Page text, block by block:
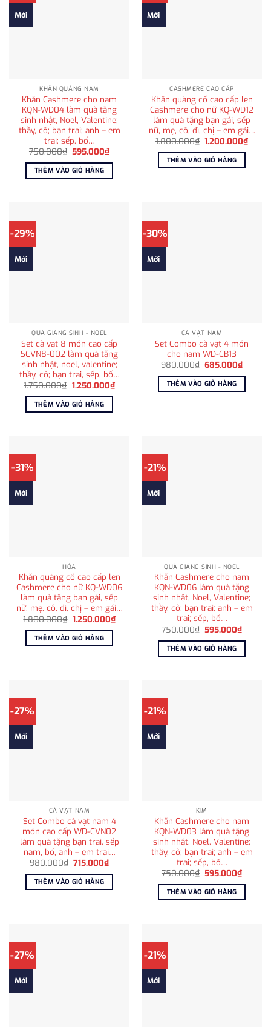
Mới
KHĂN QUÀNG NAM
Khăn Cashmere cho nam
KQN-WD04 làm quà tặng
sinh nhật, Noel, Valentine;
thầy, cô; bạn trai; anh – em
trai; sếp, bố…
750.000₫ Giá
là:
750.000₫.
595.000₫Giá
hiện
tại
595.000₫.
THÊM VÀO GIỎ HÀNG
Mới
CASHMERE CAO CẤP
Khăn quàng cổ cao cấp len
Cashmere cho nữ KQ-WD12
làm quà tặng bạn gái, sếp
nữ, mẹ, cô, dì, chị – em gái…
1.800.000₫ Giá
là:
1.800.000₫.
1.200.000₫Giá
hiện
THÊM VÀO GIỎ HÀNG
-29%
Mới
QUÀ GIÁNG SINH - NOEL
Set cà vạt 8 món cao cấp
SCVN8-002 làm quà tặng
sinh nhật, noel, valentine;
thầy, cô; bạn trai, sếp, bố…
1.750.000₫ Giá
là:
1.750.000₫.
1.250.000₫Giá
hiện
THÊM VÀO GIỎ HÀNG
-30%
Mới
CÀ VẠT NAM
Set Combo cà vạt 4 món
cho nam WD-CB13
980.000₫ Giá
là:
980.000₫.
685.000₫Giá
hiện
tại
THÊM VÀO GIỎ HÀNG
-31%
Mới
HỎA
Khăn quàng cổ cao cấp len
Cashmere cho nữ KQ-WD06
làm quà tặng bạn gái, sếp
nữ, mẹ, cô, dì, chị – em gái…
1.800.000₫ Giá
là:
1.800.000₫.
1.250.000₫Giá
hiện
THÊM VÀO GIỎ HÀNG
-21%
Mới
QUÀ GIÁNG SINH - NOEL
Khăn Cashmere cho nam
KQN-WD06 làm quà tặng
sinh nhật, Noel, Valentine;
thầy, cô; bạn trai; anh – em
trai; sếp, bố…
750.000₫ Giá
là:
750.000₫.
595.000₫Giá
hiện
tại
THÊM VÀO GIỎ HÀNG
-27%
Mới
CÀ VẠT NAM
Set Combo cà vạt nam 4
món cao cấp WD-CVN02
làm quà tặng bạn trai, sếp
nam, bố, anh – em trai…
980.000₫ Giá
là:
980.000₫.
715.000₫Giá
tại
THÊM VÀO GIỎ HÀNG
-21%
Mới
KIM
Khăn Cashmere cho nam
KQN-WD03 làm quà tặng
sinh nhật, Noel, Valentine;
thầy, cô; bạn trai; anh – em
trai; sếp, bố…
750.000₫ Giá
là:
750.000₫.
595.000₫Giá
tại
THÊM VÀO GIỎ HÀNG
-27%
Mới
-21%
Mới